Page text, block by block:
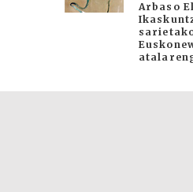
Arbaso